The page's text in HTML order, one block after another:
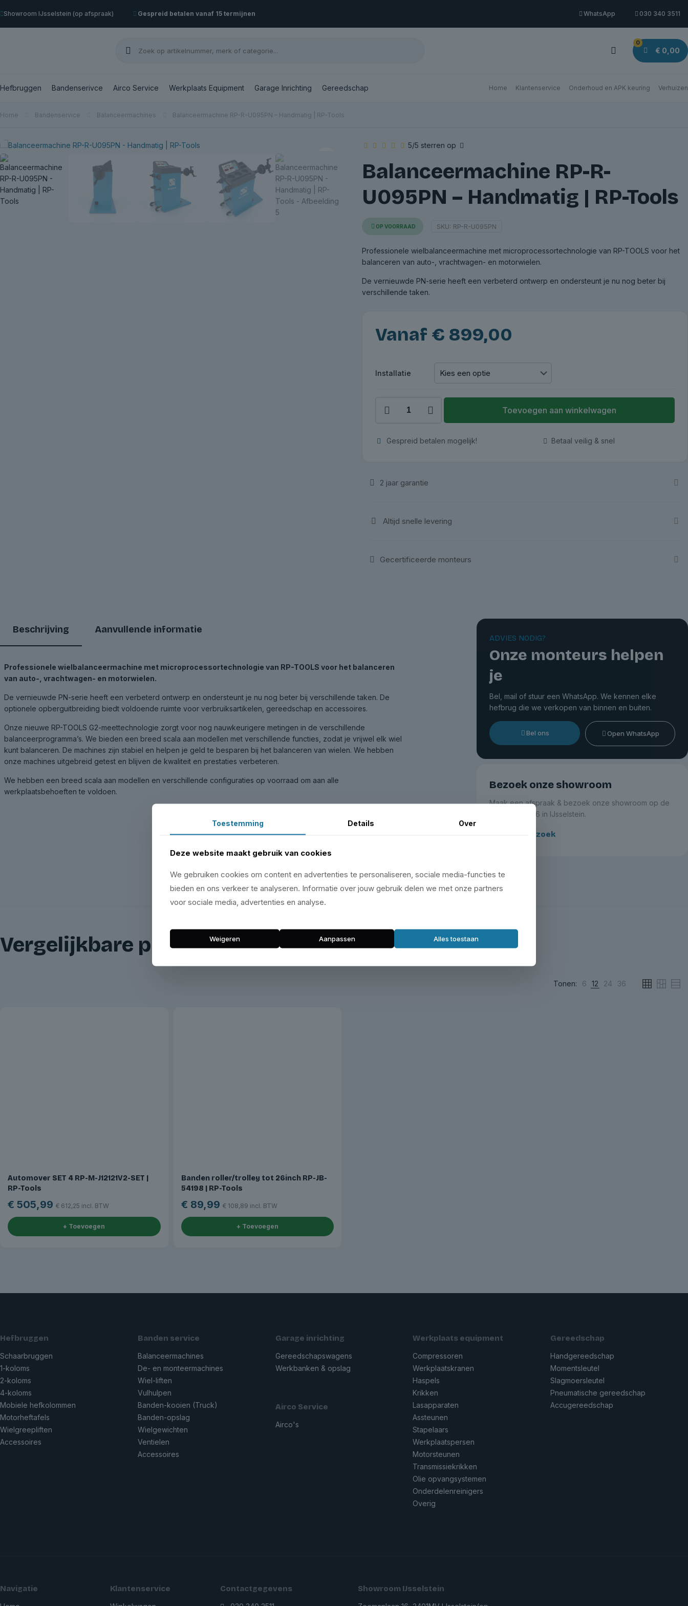
Showroom IJsselstein (op afspraak) Gespreid betalen vanaf 15 termijnen WhatsApp 030 340 3511
0
€ 0,00
Hefbruggen Bandenserivce Airco Service Werkplaats Equipment Garage Inrichting Gereedschap Home Klantenservice Onderhoud en APK keuring Verhuizen
Home Bandenservice Balanceermachines Balanceermachine RP-R-U095PN – Handmatig | RP-Tools
5/5 sterren op
Balanceermachine RP-R-
U095PN – Handmatig | RP-Tools
OP VOORRAAD SKU: RP-R-U095PN
Professionele wielbalanceermachine met microprocessortechnologie van RP-TOOLS voor het
balanceren van auto-, vrachtwagen- en motorwielen.
De vernieuwde PN-serie heeft een verbeterd ontwerp en ondersteunt je nu nog beter bij
verschillende taken.
Vanaf € 899,00
Installatie
RP-
RP-
Toevoegen aan winkelwagen
Gespreid betalen mogelijk! Betaal veilig & snel
2 jaar garantie
Altijd snelle levering
Gecertificeerde monteurs
Beschrijving Aanvullende informatie
Professionele wielbalanceermachine met microprocessortechnologie van RP-TOOLS voor het balanceren
van auto-, vrachtwagen- en motorwielen.
De vernieuwde PN-serie heeft een verbeterd ontwerp en ondersteunt je nu nog beter bij verschillende taken. De
optionele opberguitbreiding biedt voldoende ruimte voor verbruiksartikelen, gereedschap en accessoires.
Onze nieuwe RP-TOOLS G2-meettechnologie zorgt voor nog nauwkeurigere metingen in de verschillende
balanceerprogramma’s. We bieden een breed scala aan modellen met verschillende functies, zodat je vrijwel elk wiel
kunt balanceren. De machines zijn stabiel en helpen je geld te besparen bij het balanceren van wielen. We hebben
onze machines uitgebreid getest en blijven de kwaliteit en prestaties verbeteren.
We hebben een breed scala aan modellen en verschillende configuraties op voorraad om aan alle
werkplaatsbehoeften te voldoen.
ADVIES NODIG?
Onze monteurs helpen
je
Bel, mail of stuur een WhatsApp. We kennen elke
hefbrug die we verkopen van binnen en buiten.
Bel ons Open WhatsApp
Bezoek onze showroom
Maak een afspraak & bezoek onze showroom op de
Zeemanlaan 16 in IJsselstein.
Plan je bezoek
Vergelijkbare producten
Tonen: 6 12 24 36
Automover SET 4 RP-M-J12121V2-SET |
RP-Tools
€ 505,99 € 612,25 incl. BTW
+ Toevoegen
Banden roller/trolley tot 26inch RP-JB-
54198 | RP-Tools
€ 89,99 € 108,89 incl. BTW
+ Toevoegen
Hefbruggen
Schaarbruggen
1-koloms
2-koloms
4-koloms
Mobiele hefkolommen
Motorheftafels
Wielgreepliften
Accessoires
Banden service
Balanceermachines
De- en monteermachines
Wiel-liften
Vulhulpen
Banden-kooien (Truck)
Banden-opslag
Wielgewichten
Ventielen
Accessoires
Garage inrichting
Gereedschapswagens
Werkbanken & opslag
Airco Service
Airco's
Werkplaats equipment
Compressoren
Werkplaatskranen
Haspels
Krikken
Lasapparaten
Assteunen
Stapelaars
Werkplaatspersen
Motorsteunen
Transmissiekrikken
Olie opvangsystemen
Onderdelenreinigers
Overig
Gereedschap
Handgereedschap
Momentsleutel
Slagmoersleutel
Pneumatische gereedschap
Accugereedschap
Navigatie Klantenservice Contactgegevens Showroom IJsselstein
Toestemming Details Over
Deze website maakt gebruik van cookies
We gebruiken cookies om content en advertenties te personaliseren, sociale media-functies te
bieden en ons verkeer te analyseren. Informatie over jouw gebruik delen we met onze partners
voor sociale media, advertenties en analyse.
Weigeren Aanpassen Alles toestaan